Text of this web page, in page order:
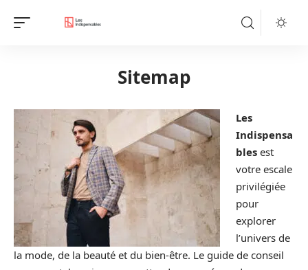
Sitemap
Les
Indispensa
blesest
votre escale
privilégiée
pour
explorer
l’univers de
la mode, de la beauté et du bien-être. Le guide de conseil